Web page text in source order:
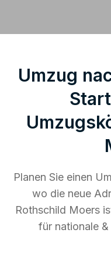
Umzug
Planen Sie einen
wo die neue
Rothschild Moers
für nationale